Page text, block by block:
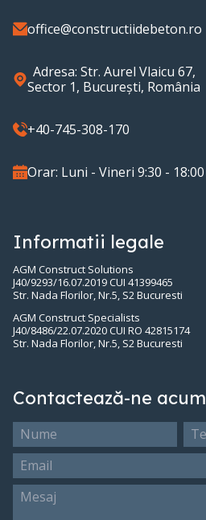
office@constructiidebeton.ro
Adresa: Str. Aurel Vlaicu 67,
Sector 1, București, România
+40-745-308-170
Orar: Luni - Vineri 9:30 - 18:00
Informatii legale
AGM Construct Solutions
J40/9293/16.07.2019 CUI 41399465
Str. Nada Florilor, Nr.5, S2 Bucuresti
AGM Construct Specialists
J40/8486/22.07.2020 CUI RO 42815174
Str. Nada Florilor, Nr.5, S2 Bucuresti
Contactează-ne acum